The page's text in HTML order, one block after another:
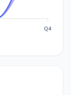
Q4